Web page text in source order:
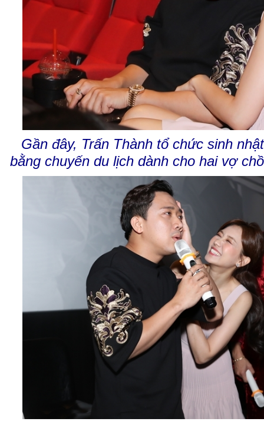
Gần đây, Trấn Thành tổ chức sinh
bằng chuyến du lịch dành cho hai vợ